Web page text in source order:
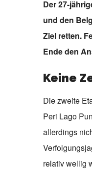
Der 27-
und den
Ziel retten.
Ende den
Keine
Die zweite
Peri Lago
allerdings
relativ wellig